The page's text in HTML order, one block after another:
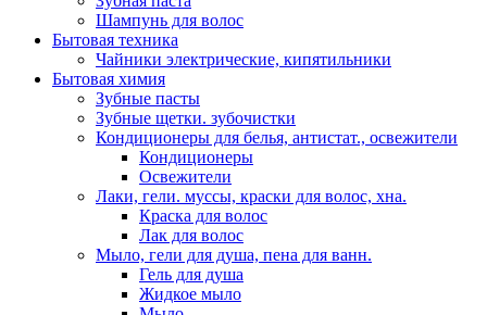
Шампунь для волос
Бытовая техника
Чайники электрические, кипятильники
Бытовая химия
Зубные пасты
Зубные щетки. зубочистки
Кондиционеры для белья, антистат., освежители
Кондиционеры
Освежители
Лаки, гели. муссы, краски для волос, хна.
Краска для волос
Лак для волос
Мыло, гели для душа, пена для ванн.
Гель для душа
Жидкое мыло